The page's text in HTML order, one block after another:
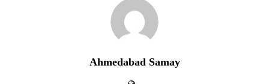
Ahmedabad Samay